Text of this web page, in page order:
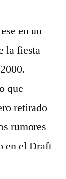
en un
la fiesta
que
retirado
rumores
en el Draft